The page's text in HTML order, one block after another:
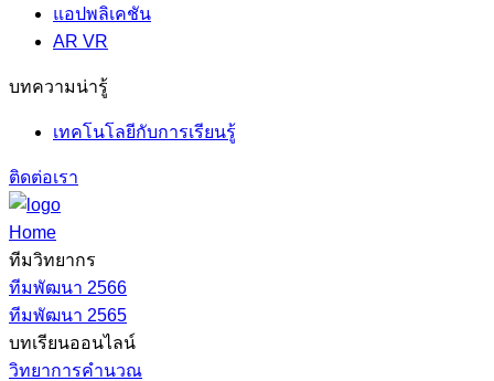
แอปพลิเคชัน
AR VR
บทความน่ารู้
เทคโนโลยีกับการเรียนรู้
ติดต่อเรา
Home
ทีมวิทยากร
ทีมพัฒนา 2566
ทีมพัฒนา 2565
บทเรียนออนไลน์
วิทยาการคำนวณ